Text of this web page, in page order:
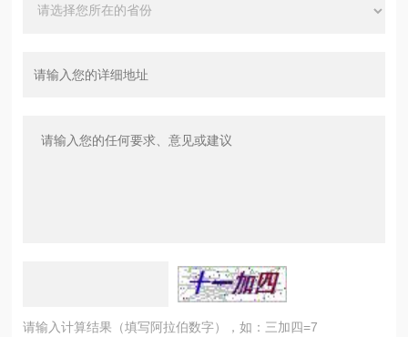
请输入计算结果（填写阿拉伯数字），如：三加四=7